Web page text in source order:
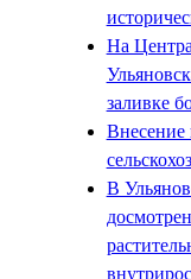
На
заливке
В